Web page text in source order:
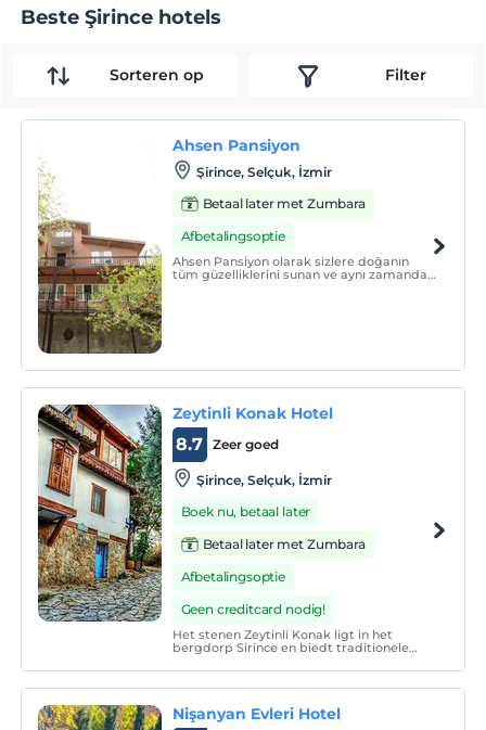
Beste Şirince hotels
Sorteren op Filter
Ahsen Pansiyon
Şirince, Selçuk, İzmir
Betaal later met Zumbara
Afbetalingsoptie
Ahsen Pansiyon olarak sizlere doğanın
tüm güzelliklerini sunan ve aynı zamanda
Zeytinli Konak Hotel
Zeer goed
8.7
Şirince, Selçuk, İzmir
Boek nu, betaal later
Betaal later met Zumbara
Afbetalingsoptie
Geen creditcard nodig!
Het stenen Zeytinli Konak ligt in het
bergdorp Sirince en biedt traditionele
woning heeft een dakterras met
panoramisch uitzicht op het dorp en de
Nişanyan Evleri Hotel